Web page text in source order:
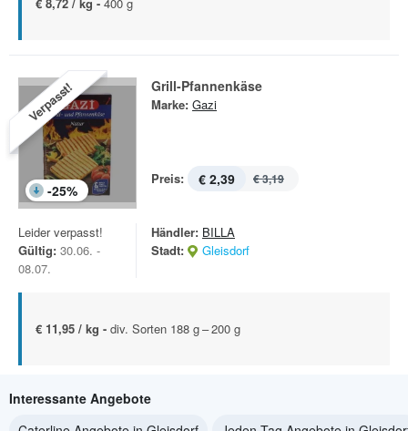
Verpasst!
-25%
Grill-Pfannenkäse
Marke: Gazi
Preis: € 2,39 € 3,19
Leider verpasst!
Gültig: 30.06. -
08.07.
Händler: BILLA
Stadt:
Gleisdorf
€ 11,95 / kg - div. Sorten 188 g – 200 g
Interessante Angebote